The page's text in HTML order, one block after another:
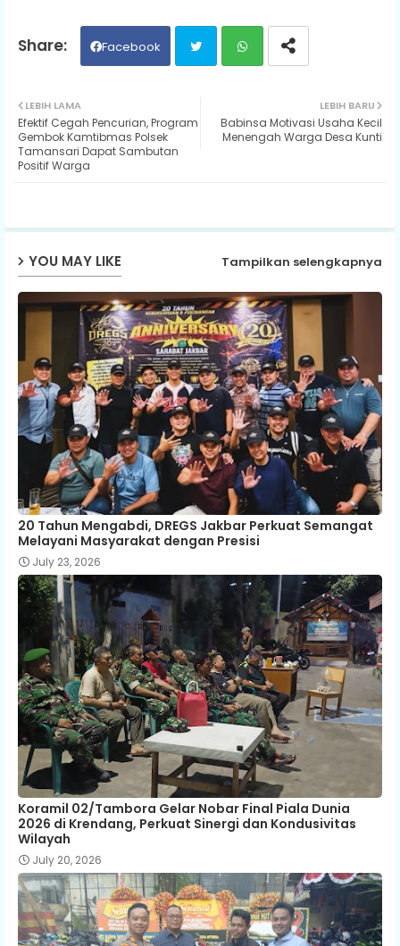
Facebook
ter ats
LEBIH BARU
Babinsa Motivasi Usaha Kecil
Menengah Warga Desa Kunti
LEBIH LAMA
Efektif Cegah Pencurian, Program
Gembok Kamtibmas Polsek
Tamansari Dapat Sambutan
Positif Warga
YOU MAY LIKE Tampilkan selengkapnya
20 Tahun Mengabdi, DREGS Jakbar Perkuat Semangat
Melayani Masyarakat dengan Presisi
July 23, 2026
Koramil 02/Tambora Gelar Nobar Final Piala Dunia
2026 di Krendang, Perkuat Sinergi dan Kondusivitas
Wilayah
July 20, 2026